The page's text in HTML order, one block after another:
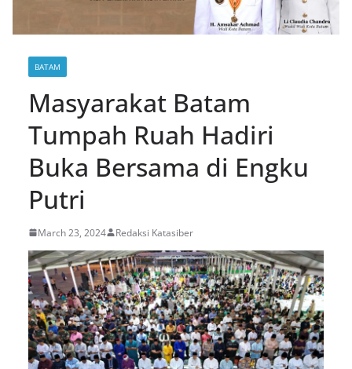
BATAM
Masyarakat Batam
Tumpah Ruah Hadiri
Buka Bersama di Engku
Putri
March 23, 2024 Redaksi Katasiber